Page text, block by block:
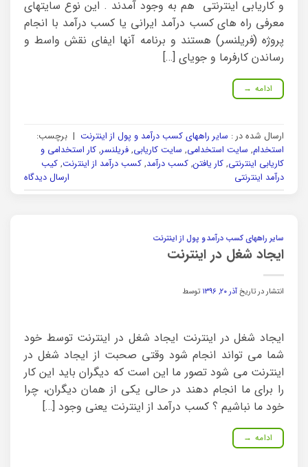
و کاریابی اینترنتی هم به وجود آمدند . این نوع سایتهای
معرفی راه های کسب درآمد ایرانی یا کسب درآمد با انجام
پروژه (فریلنسر) هستند و برنامه آنها ایفای نقش واسط و
رساندن کارفرما و جویای […]
ادامه →
ارسال شده در : سایر راههای کسب درآمد و پول از اینترنت | برچسب:
استخدام, سایت استخدامی, سایت کاریابی, فریلنسر, کار استخدامی و
کاریابی اینترنتی, کار یافتن, کسب درآمد, کسب درآمد از اینترنت, کیب
درآمد اینترنتی
ارسال دیدگاه
سایر راههای کسب درآمد و پول از اینترنت
ایجاد شغل در اینترنت
انتشار در تاریخآذر ۲۰, ۱۳۹۶ توسط
ایجاد شغل در اینترنت ایجاد شغل در اینترنت توسط خود
شما می تواند انجام شود وقتی صحبت از ایجاد شغل در
اینترنت می شود تصور ما این است که دیگران باید این کار
را برای ما انجام دهند در حالی یکی از همان دیگران، چرا
خود ما نباشیم ؟ کسب درآمد از اینترنت یعنی وجود […]
ادامه →